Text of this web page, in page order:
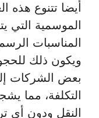
أيضا تتنوع هذه
الموسمية التي
المناسبات
ويكون ذلك
التكلفة، مما
النقل ودون أي